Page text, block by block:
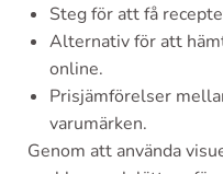
Steg för att få
Alternativ för att
online.
Prisjämförelser
varumärken.
Genom att använda